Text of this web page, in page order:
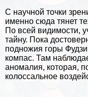
С научной точки
именно сюда тянет
По всей видимости,
тайну. Пока
подножия горы
компас. Там
аномалия, которая,
колоссальное